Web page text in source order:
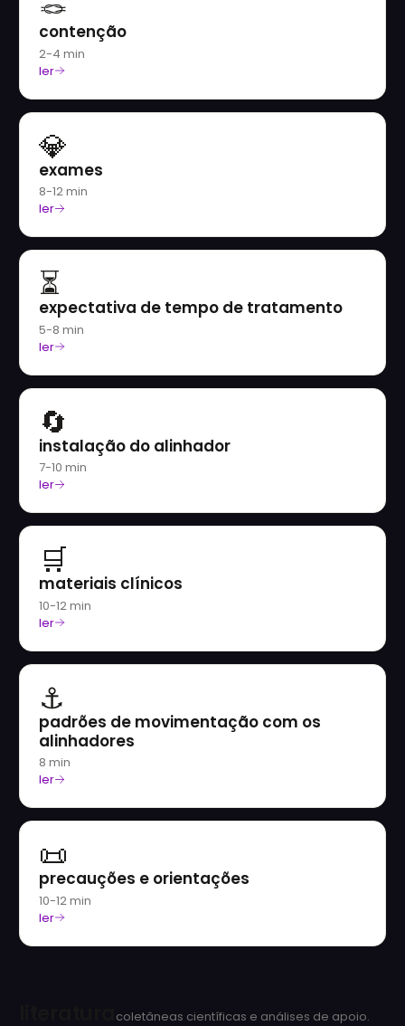
contenção
2-4 min
ler
💎
exames
8-12 min
ler
⏳
expectativa de tempo de tratamento
5-8 min
ler
🔄
instalação do alinhador
7-10 min
ler
🛒
materiais clínicos
10-12 min
ler
⚓
padrões de movimentação com os
alinhadores
8 min
ler
📜
precauções e orientações
10-12 min
ler
coletâneas científicas e análises de apoio.